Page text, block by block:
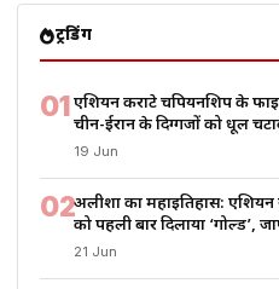
ट्रेंडिंग
01एशियन कराटे चैंपियनशिप के
चीन-ईरान के दिग्गजों को धूल
19 Jun
02अलीशा का महाइतिहास:
को पहली बार दिलाया ‘गोल्ड’,
21 Jun